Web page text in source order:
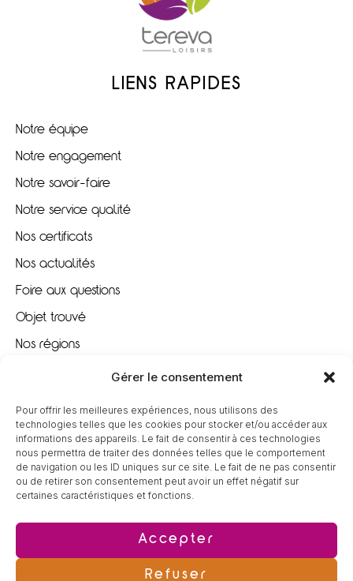
Gérer le consentement
Pour offrir les meilleures expériences, nous utilisons des
technologies telles que les cookies pour stocker et/ou accéder aux
informations des appareils. Le fait de consentir à ces technologies
nous permettra de traiter des données telles que le comportement
de navigation ou les ID uniques sur ce site. Le fait de ne pas consentir
ou de retirer son consentement peut avoir un effet négatif sur
certaines caractéristiques et fonctions.
Accepter
Refuser
LIENS RAPIDES
Notre équipe
Notre engagement
Notre savoir-faire
Notre service qualité
Nos certificats
Nos actualités
Foire aux questions
Objet trouvé
Nos régions
À VOTRE ÉCOUTE
09 80 80 85 96